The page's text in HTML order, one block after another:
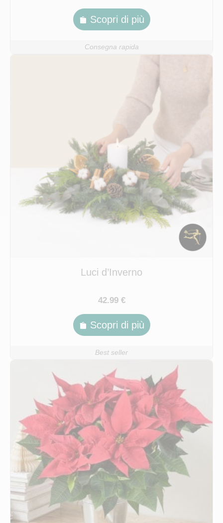
Scopri di più
Consegna rapida
Luci d’Inverno
42.99 €
Scopri di più
Best seller